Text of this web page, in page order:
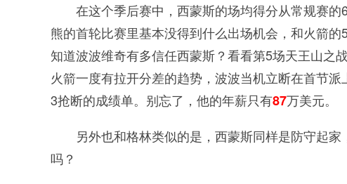
在这个季后赛中，西蒙斯的场均得分从常规赛
熊的首轮比赛里基本没得到什么出场机会，和火箭
知道波波维奇有多信任西蒙斯？看看第5场天王山之
火箭一度有拉开分差的趋势，波波当机立断在首节
3抢断的成绩单。别忘了，他的年薪只有87万美元。
另外也和格林类似的是，西蒙斯同样是防守起
吗？